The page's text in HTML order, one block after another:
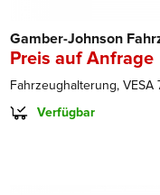
Gamber-Johnson
Preis auf Anfrage
Fahrzeughalterung, VESA
Verfügbar